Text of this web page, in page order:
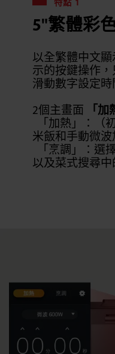
特點 1
5"繁體彩
以全繁體中文
示的按鍵操作
滑動數字設定時
2個主畫面 「加
「加熱」：（
米飯和手動微波
「烹調」：選
以及菜式搜尋中